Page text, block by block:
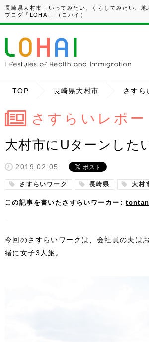
長崎県大村市 | いってみたい、くらしてみたい、
ブログ「LOHAI」（ロハイ）
TOP 長崎県大村市 さすら
さすらいレポー
大村市にUターンした
2019.02.05
さすらいワーク 長崎県 大村
この記事を書いたさすらいワーカー
今回のさすらいワークは、会社員の夫は
緒に女子3人旅。